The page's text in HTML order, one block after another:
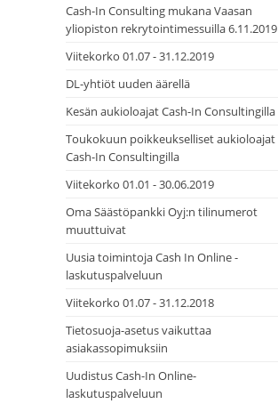
Cash-In Consulting mukana Vaasan
yliopiston rekrytointimessuilla 6.11.2019
Viitekorko 01.07 - 31.12.2019
DL-yhtiöt uuden äärellä
Kesän aukioloajat Cash-In Consultingilla
Toukokuun poikkeukselliset aukioloajat
Cash-In Consultingilla
Viitekorko 01.01 - 30.06.2019
Oma Säästöpankki Oyj:n tilinumerot
muuttuivat
Uusia toimintoja Cash In Online -
laskutuspalveluun
Viitekorko 01.07 - 31.12.2018
Tietosuoja-asetus vaikuttaa
asiakassopimuksiin
Uudistus Cash-In Online-
laskutuspalveluun